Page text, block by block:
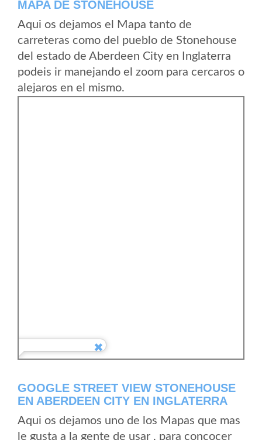
MAPA DE STONEHOUSE
Aqui os dejamos el Mapa tanto de
carreteras como del pueblo de Stonehouse
del estado de Aberdeen City en Inglaterra
podeis ir manejando el zoom para cercaros o
alejaros en el mismo.
GOOGLE STREET VIEW STONEHOUSE
EN ABERDEEN CITY EN INGLATERRA
Aqui os dejamos uno de los Mapas que mas
le gusta a la gente de usar , para concocer